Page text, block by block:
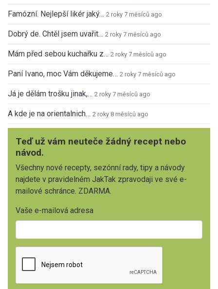
Famózní. Nejlepší likér jaký… 2 roky 7 měsíců ago
Dobrý de. Chtěl jsem uvařit… 2 roky 7 měsíců ago
Mám před sebou kuchařku z… 2 roky 7 měsíců ago
Paní Ivano, moc Vám děkujeme… 2 roky 7 měsíců ago
Já je dělám trošku jinak,… 2 roky 7 měsíců ago
A kde je na orientalnich… 2 roky 8 měsíců ago
Teď už vám neuteče žádný recept nebo
návod.
Všechny nové recepty, sezónní rady, tipy a návody
najdete v pravidelném JakTak zpravodaji ve své e-
mailové schránce. ZDARMA.
Vaše e-mailová adresa